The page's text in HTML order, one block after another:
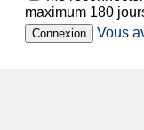
maximum 180
Vous